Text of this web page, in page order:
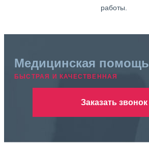
работы.
Медицинская помощь
БЫСТРАЯ И КАЧЕСТВЕННАЯ
Заказать звонок